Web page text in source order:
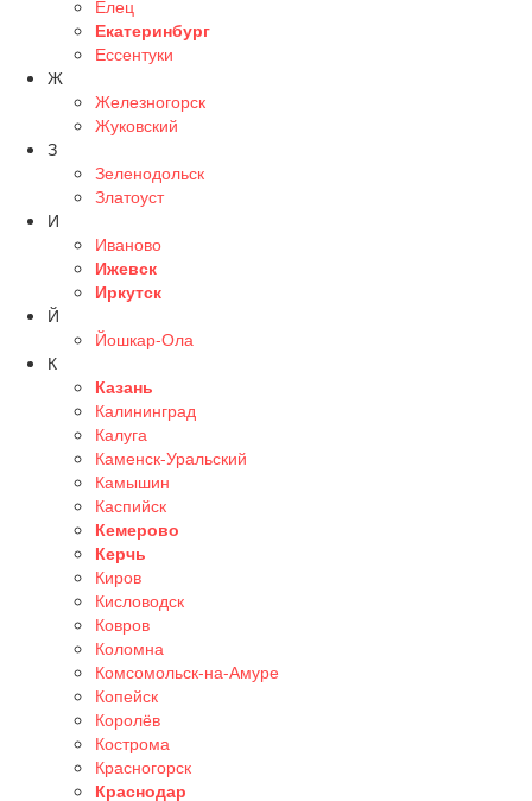
Елец
Екатеринбург
Ессентуки
Ж
Железногорск
Жуковский
З
Зеленодольск
Златоуст
И
Иваново
Ижевск
Иркутск
Й
Йошкар-Ола
К
Казань
Калининград
Калуга
Каменск-Уральский
Камышин
Каспийск
Кемерово
Керчь
Киров
Кисловодск
Ковров
Коломна
Комсомольск-на-Амуре
Копейск
Королёв
Кострома
Красногорск
Краснодар